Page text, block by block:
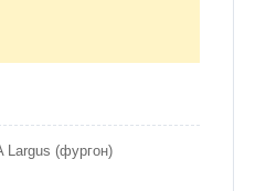
Largus (фургон)